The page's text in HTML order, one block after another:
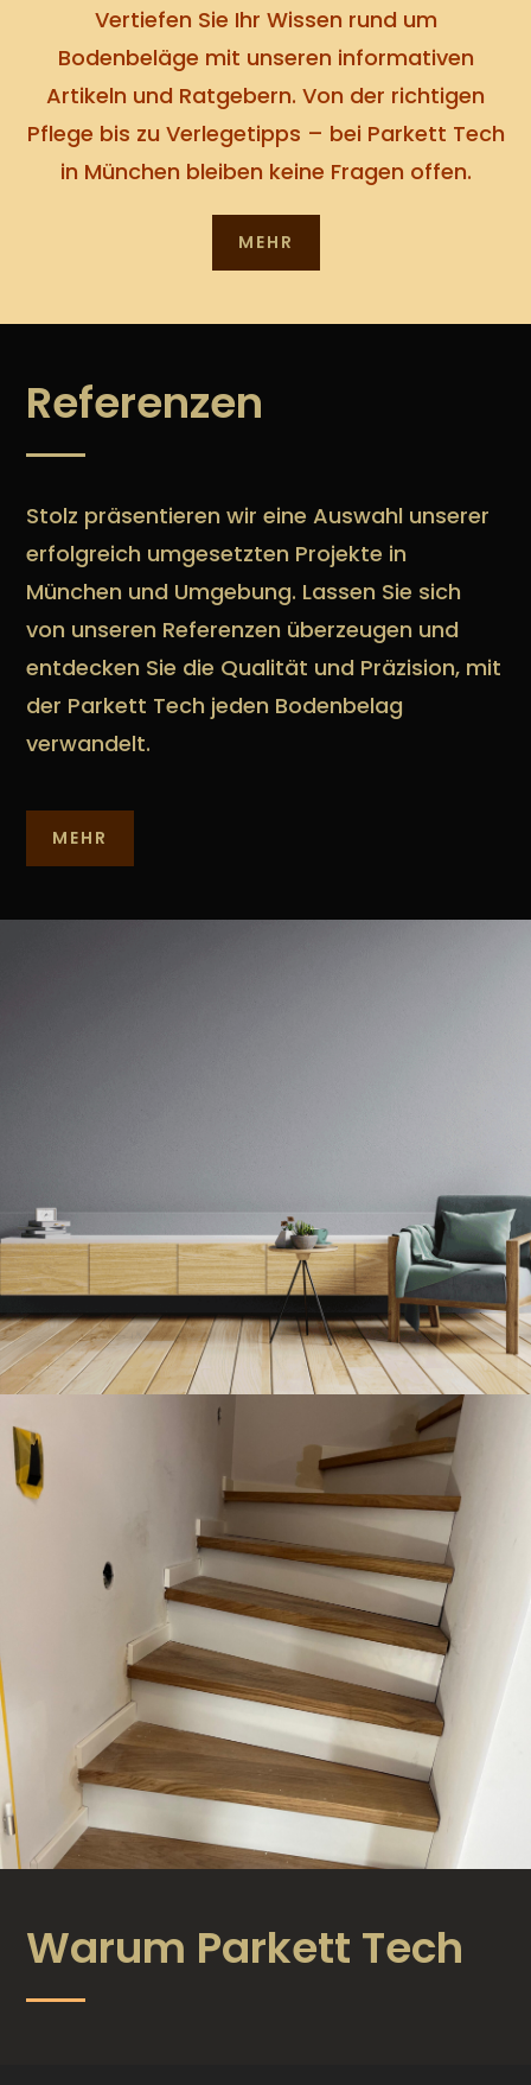
Vertiefen Sie Ihr Wissen rund um
Bodenbeläge mit unseren informativen
Artikeln und Ratgebern. Von der richtigen
Pflege bis zu Verlegetipps – bei Parkett Tech
in München bleiben keine Fragen offen.
MEHR
Referenzen
Stolz präsentieren wir eine Auswahl unserer
erfolgreich umgesetzten Projekte in
München und Umgebung. Lassen Sie sich
von unseren Referenzen überzeugen und
entdecken Sie die Qualität und Präzision, mit
der Parkett Tech jeden Bodenbelag
verwandelt.
MEHR
Warum Parkett Tech